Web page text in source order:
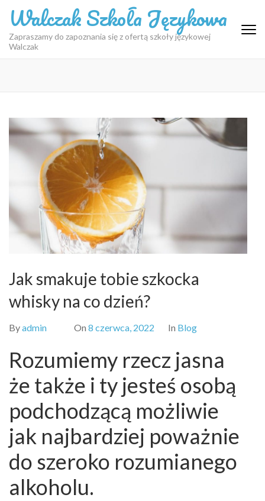
Skip
content
(Press
Walczak Szkoła Językowa
Zapraszamy do zapoznania się z ofertą szkoły językowej
Walczak
Jak smakuje tobie szkocka
whisky na co dzień?
Byadmin On 8 czerwca, 2022 In Blog
Rozumiemy rzecz jasna
że także i ty jesteś osobą
podchodzącą możliwie
jak najbardziej poważnie
do szeroko rozumianego
alkoholu.